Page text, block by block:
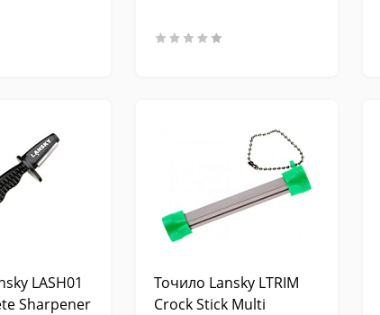
LASH01
Sharpener
Точило Lansky LTRIM
Crock Stick Multi